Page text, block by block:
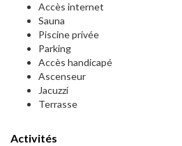
Accès internet
Sauna
Piscine privée
Parking
Accès handicapé
Ascenseur
Jacuzzi
Terrasse
Activités